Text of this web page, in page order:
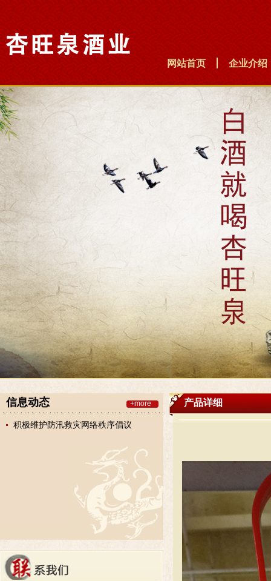
网站首页 企业介绍
信息动态 +more
积极维护防汛救灾网络秩序倡议
产品详细